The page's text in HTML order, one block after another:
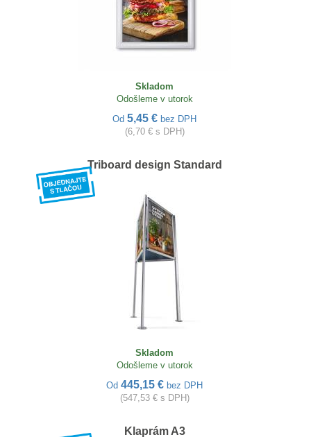
Skladom
Odošleme v utorok
Od 5,45 € bez DPH
(6,70 € s DPH)
Triboard design Standard
Skladom
Odošleme v utorok
Od 445,15 € bez DPH
(547,53 € s DPH)
Klaprám A3